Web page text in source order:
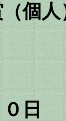
個
日